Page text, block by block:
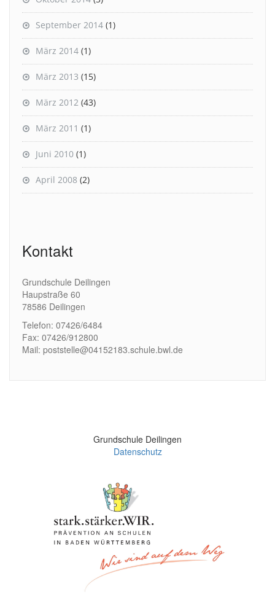
September 2014 (1)
März 2014 (1)
März 2013 (15)
März 2012 (43)
März 2011 (1)
Juni 2010 (1)
April 2008 (2)
Kontakt
Grundschule Deilingen
Haupstraße 60
78586 Deilingen
Telefon: 07426/6484
Fax: 07426/912800
Mail: poststelle@04152183.schule.bwl.de
Grundschule Deilingen
Datenschutz